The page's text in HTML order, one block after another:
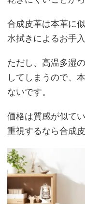
合成皮革は本革に
水拭きによるお手
ただし、高温多湿
してしまうので、
ないです。
価格は質感が似て
重視するなら合成